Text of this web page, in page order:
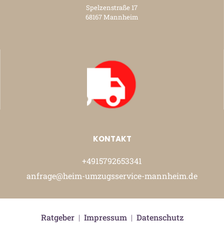
Spelzenstraße 17
68167 Mannheim
KONTAKT
+4915792653341
anfrage@heim-umzugsservice-mannheim.de
Ratgeber| Impressum| Datenschutz